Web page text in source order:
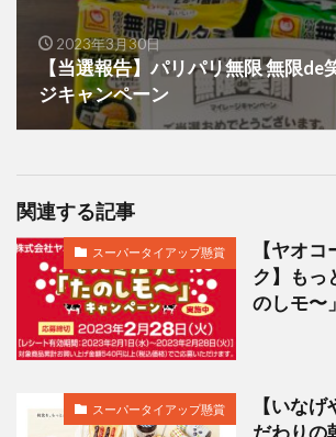
2023年3月30日
【当選報告】パリパリ無限 無限de
ジキャンペーン
関連する記事
スーパータイアップ懸賞
【ヤオ
ク】もっ
のしモ〜
スーパータイアップ懸賞
【いな